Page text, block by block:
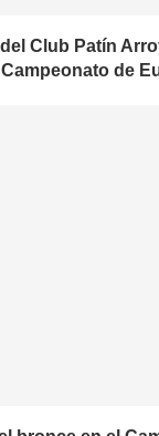
Club Patín
de